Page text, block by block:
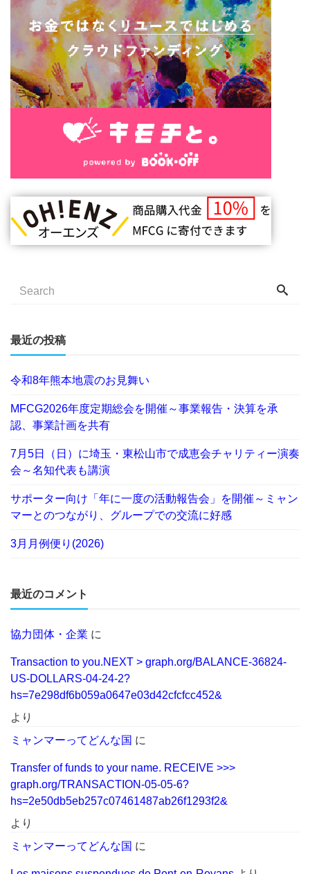
最近の投稿
令和8年熊本地震のお見舞い
MFCG2026年度定期総会を開催～事業報告・決算を承
認、事業計画を共有
7月5日（日）に埼玉・東松山市で成恵会チャリティー演奏
会～名知代表も講演
サポーター向け「年に一度の活動報告会」を開催～ミャン
マーとのつながり、グループでの交流に好感
3月月例便り(2026)
最近のコメント
協力団体・企業 に
Transaction to you.NEXT > graph.org/BALANCE-36824-
US-DOLLARS-04-24-2?
hs=7e298df6b059a0647e03d42cfcfcc452&
より
ミャンマーってどんな国 に
Transfer of funds to your name. RECEIVE >>>
graph.org/TRANSACTION-05-05-6?
hs=2e50db5eb257c07461487ab26f1293f2&
より
ミャンマーってどんな国 に